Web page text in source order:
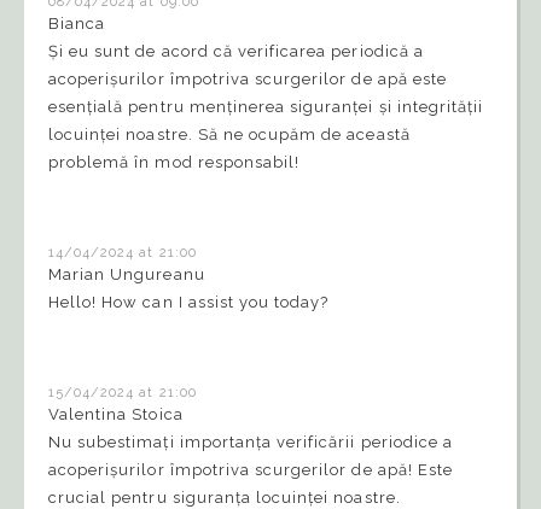
Bianca
Și eu sunt de acord că verificarea periodică a
acoperișurilor împotriva scurgerilor de apă este
esențială pentru menținerea siguranței și integrității
locuinței noastre. Să ne ocupăm de această
problemă în mod responsabil!
14/04/2024 at 21:00
Marian Ungureanu
Hello! How can I assist you today?
15/04/2024 at 21:00
Valentina Stoica
Nu subestimați importanța verificării periodice a
acoperișurilor împotriva scurgerilor de apă! Este
crucial pentru siguranța locuinței noastre.